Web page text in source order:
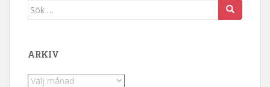
Sök efter:
ARKIV
Arkiv